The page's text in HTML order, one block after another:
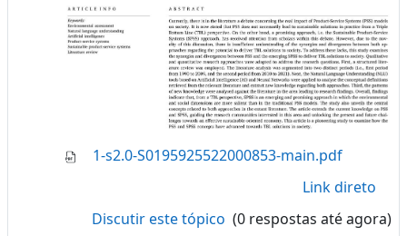
1-s2.0-S0195925522000853-main.pdf
Link direto
Discutir este tópico (0 respostas até agora)